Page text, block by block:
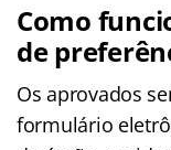
Como
de
Os aprovados
formulário